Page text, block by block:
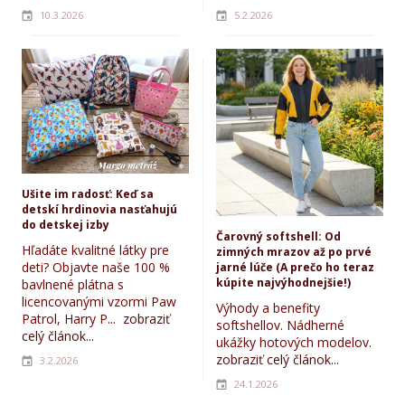
10.3.2026 5.2.2026
Ušite im radosť: Keď sa
detskí hrdinovia nasťahujú
do detskej izby
Hľadáte kvalitné látky pre
deti? Objavte naše 100 %
bavlnené plátna s
licencovanými vzormi Paw
Patrol, Harry P... zobraziť
celý článok...
3.2.2026
Čarovný softshell: Od
zimných mrazov až po prvé
jarné lúče (A prečo ho teraz
kúpite najvýhodnejšie!)
Výhody a benefity
softshellov. Nádherné
ukážky hotových modelov.
zobraziť celý článok...
24.1.2026